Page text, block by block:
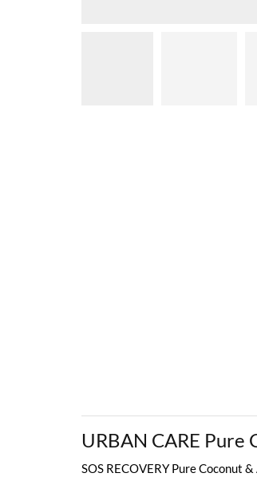
URBAN CARE
SOS RECOVERY Pure Coconut